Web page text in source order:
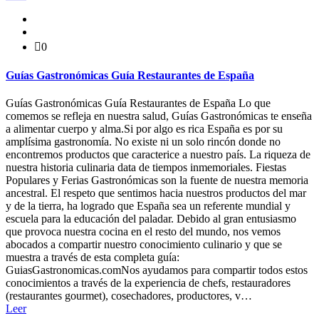
0
Guías Gastronómicas Guía Restaurantes de España
Guías Gastronómicas Guía Restaurantes de España Lo que
comemos se refleja en nuestra salud, Guías Gastronómicas te enseña
a alimentar cuerpo y alma.Si por algo es rica España es por su
amplísima gastronomía. No existe ni un solo rincón donde no
encontremos productos que caracterice a nuestro país. La riqueza de
nuestra historia culinaria data de tiempos inmemoriales. Fiestas
Populares y Ferias Gastronómicas son la fuente de nuestra memoria
ancestral. El respeto que sentimos hacia nuestros productos del mar
y de la tierra, ha logrado que España sea un referente mundial y
escuela para la educación del paladar. Debido al gran entusiasmo
que provoca nuestra cocina en el resto del mundo, nos vemos
abocados a compartir nuestro conocimiento culinario y que se
muestra a través de esta completa guía:
GuiasGastronomicas.comNos ayudamos para compartir todos estos
conocimientos a través de la experiencia de chefs, restauradores
(restaurantes gourmet), cosechadores, productores, v…
Leer